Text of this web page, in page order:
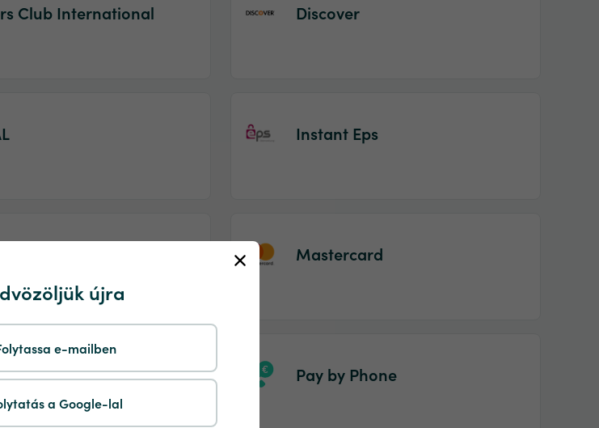
újra
e-mailben
a Google-lal
Club International Discover
Instant Eps
Mastercard
Pay by Phone